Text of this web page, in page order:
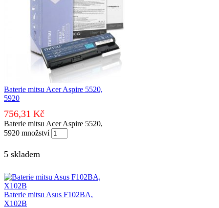
Baterie mitsu Acer Aspire 5520,
5920
756,31 Kč
Baterie mitsu Acer Aspire 5520,
5920 množství
5 skladem
Baterie mitsu Asus F102BA,
X102B